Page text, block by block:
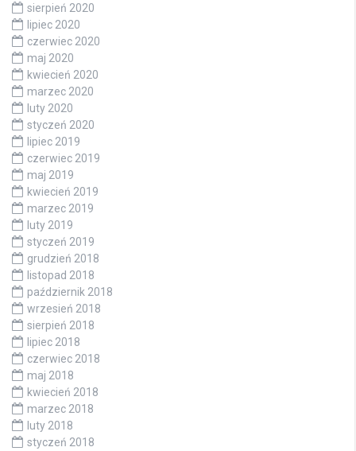
sierpień 2020
lipiec 2020
czerwiec 2020
maj 2020
kwiecień 2020
marzec 2020
luty 2020
styczeń 2020
lipiec 2019
czerwiec 2019
maj 2019
kwiecień 2019
marzec 2019
luty 2019
styczeń 2019
grudzień 2018
listopad 2018
październik 2018
wrzesień 2018
sierpień 2018
lipiec 2018
czerwiec 2018
maj 2018
kwiecień 2018
marzec 2018
luty 2018
styczeń 2018